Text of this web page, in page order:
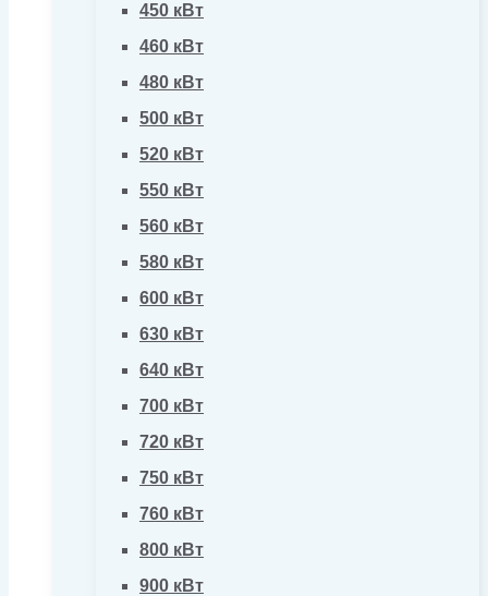
450 кВт
460 кВт
480 кВт
500 кВт
520 кВт
550 кВт
560 кВт
580 кВт
600 кВт
630 кВт
640 кВт
700 кВт
720 кВт
750 кВт
760 кВт
800 кВт
900 кВт